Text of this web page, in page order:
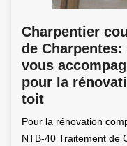
Charpentier
de
vous
pour la
toit
Pour la rénovation
NTB-40 Traitement de